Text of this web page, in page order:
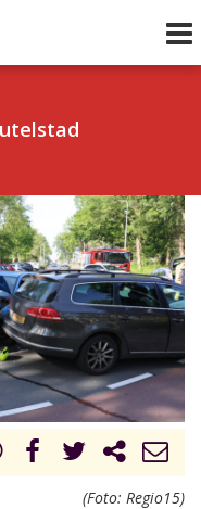
Volgend uur
(Foto: Regio15)